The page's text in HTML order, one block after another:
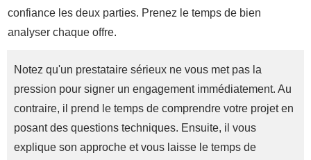
confiance les deux parties. Prenez le temps de bien
analyser chaque offre.
Notez qu'un prestataire sérieux ne vous met pas la
pression pour signer un engagement immédiatement. Au
contraire, il prend le temps de comprendre votre projet en
posant des questions techniques. Ensuite, il vous
explique son approche et vous laisse le temps de